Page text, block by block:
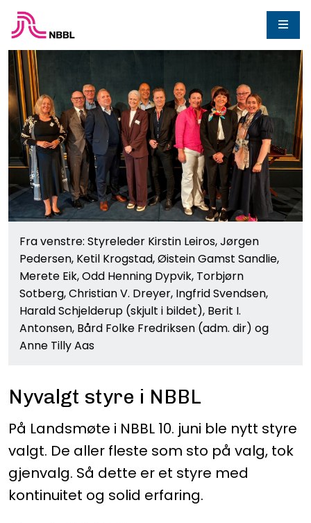
Fra venstre: Styreleder Kirstin Leiros, Jørgen
Pedersen, Ketil Krogstad, Øistein Gamst Sandlie,
Merete Eik, Odd Henning Dypvik, Torbjørn
Sotberg, Christian V. Dreyer, Ingfrid Svendsen,
Harald Schjelderup (skjult i bildet), Berit I.
Antonsen, Bård Folke Fredriksen (adm. dir) og
Anne Tilly Aas
Nyvalgt styre i NBBL
På Landsmøte i NBBL 10. juni ble nytt styre
valgt. De aller fleste som sto på valg, tok
gjenvalg. Så dette er et styre med
kontinuitet og solid erfaring.